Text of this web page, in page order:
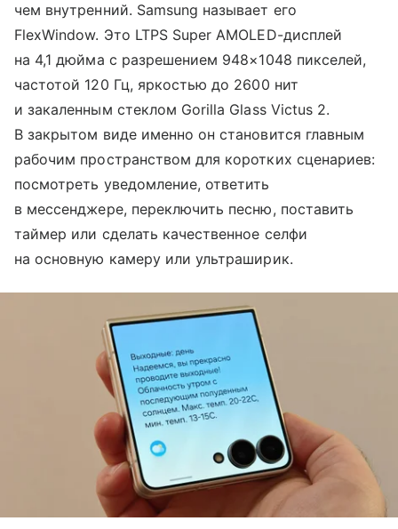
чем внутренний. Samsung называет его
FlexWindow. Это LTPS Super AMOLED-дисплей
на 4,1 дюйма с разрешением 948×1048 пикселей,
частотой 120 Гц, яркостью до 2600 нит
и закаленным стеклом Gorilla Glass Victus 2.
В закрытом виде именно он становится главным
рабочим пространством для коротких сценариев:
посмотреть уведомление, ответить
в мессенджере, переключить песню, поставить
таймер или сделать качественное селфи
на основную камеру или ультраширик.